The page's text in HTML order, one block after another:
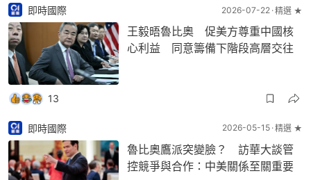
即時國際 2026-07-22 精選 ★
王毅晤魯比奧 促美方尊重中國核
心利益 同意籌備下階段高層交往
13
即時國際 2026-05-15 精選 ★
魯比奧鷹派突變臉？ 訪華大談管
控競爭與合作：中美關係至關重要